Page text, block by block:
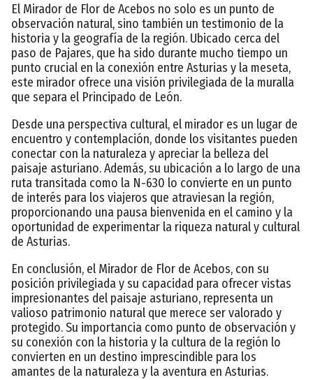
El Mirador de Flor de Acebos no solo es un punto de
observación natural, sino también un testimonio de la
historia y la geografía de la región. Ubicado cerca del
paso de Pajares, que ha sido durante mucho tiempo un
punto crucial en la conexión entre Asturias y la meseta,
este mirador ofrece una visión privilegiada de la muralla
que separa el Principado de León.
Desde una perspectiva cultural, el mirador es un lugar de
encuentro y contemplación, donde los visitantes pueden
conectar con la naturaleza y apreciar la belleza del
paisaje asturiano. Además, su ubicación a lo largo de una
ruta transitada como la N-630 lo convierte en un punto
de interés para los viajeros que atraviesan la región,
proporcionando una pausa bienvenida en el camino y la
oportunidad de experimentar la riqueza natural y cultural
de Asturias.
En conclusión, el Mirador de Flor de Acebos, con su
posición privilegiada y su capacidad para ofrecer vistas
impresionantes del paisaje asturiano, representa un
valioso patrimonio natural que merece ser valorado y
protegido. Su importancia como punto de observación y
su conexión con la historia y la cultura de la región lo
convierten en un destino imprescindible para los
amantes de la naturaleza y la aventura en Asturias.